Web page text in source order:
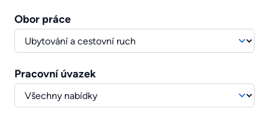
Obor práce
Pracovní úvazek